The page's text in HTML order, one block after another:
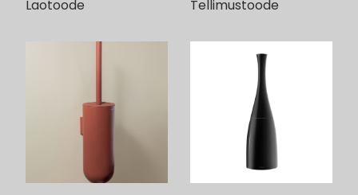
Laotoode Tellimustoode